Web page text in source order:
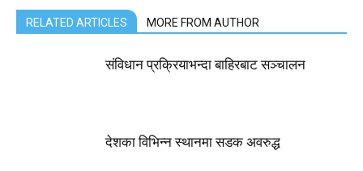
RELATED ARTICLES MORE FROM AUTHOR
संविधान प्रक्रियाभन्दा बाहिरबाट सञ्चालन
देशका विभिन्न स्थानमा सडक अवरुद्ध